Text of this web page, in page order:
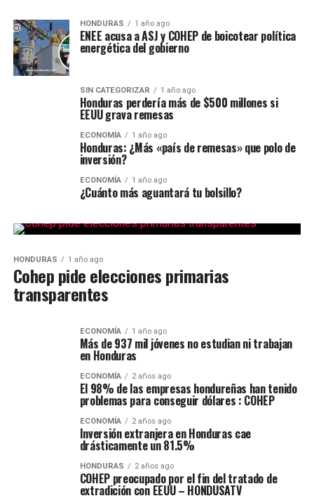
HONDURAS 1 año ago
ENEE acusa a ASJ y COHEP de boicotear política
energética del gobierno
SIN CATEGORIZAR 1 año ago
Honduras perdería más de $500 millones si
EEUU grava remesas
ECONOMÍA 1 año ago
Honduras: ¿Más «país de remesas» que polo de
inversión?
ECONOMÍA 1 año ago
¿Cuánto más aguantará tu bolsillo?
HONDURAS 1 año ago
Cohep pide elecciones primarias
transparentes
ECONOMÍA 1 año ago
Más de 937 mil jóvenes no estudian ni trabajan
en Honduras
ECONOMÍA 2 años ago
El 98% de las empresas hondureñas han tenido
problemas para conseguir dólares : COHEP
ECONOMÍA 2 años ago
Inversión extranjera en Honduras cae
drásticamente un 81.5%
HONDURAS 2 años ago
COHEP preocupado por el fin del tratado de
extradición con EEUU – HONDUSATV